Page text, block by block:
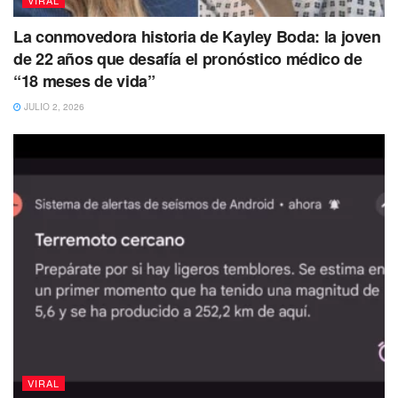
sido los supuestos dobles que utiliza Luis Miguel
La conmovedora historia de Kayley Boda: la joven
de 22 años que desafía el pronóstico médico de
“18 meses de vida”
JULIO 2, 2026
VIRAL